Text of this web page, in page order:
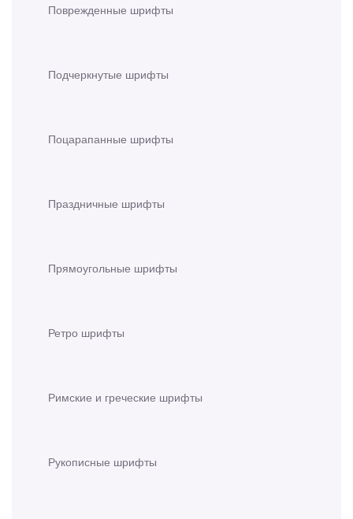
Поврежденные шрифты
Подчеркнутые шрифты
Поцарапанные шрифты
Праздничные шрифты
Прямоугольные шрифты
Ретро шрифты
Римские и греческие шрифты
Рукописные шрифты